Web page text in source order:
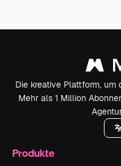
Die kreative Plattform,
Mehr als 1 Million
Produkte